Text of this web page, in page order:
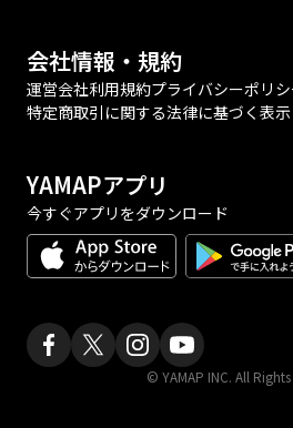
会社情報・規約
運営会社利用規約プライバシーポリ
特定商取引に関する法律に基づく表示
YAMAPアプリ
今すぐアプリをダウンロード
© YAMAP INC. All Rights